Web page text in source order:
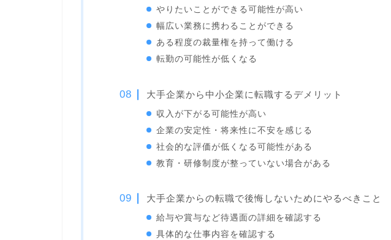
やりたいことができる可能性が高い
幅広い業務に携わることができる
ある程度の裁量権を持って働ける
転勤の可能性が低くなる
大手企業から中小企業に転職するデメリット
収入が下がる可能性が高い
企業の安定性・将来性に不安を感じる
社会的な評価が低くなる可能性がある
教育・研修制度が整っていない場合がある
大手企業からの転職で後悔しないためにやるべきこと
給与や賞与など待遇面の詳細を確認する
具体的な仕事内容を確認する